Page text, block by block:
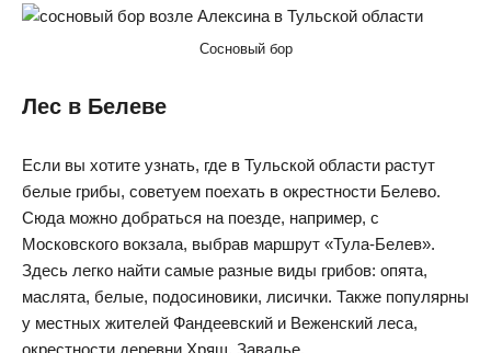
Сосновый бор
Лес в Белеве
Если вы хотите узнать, где в Тульской области растут
белые грибы, советуем поехать в окрестности Белево.
Сюда можно добраться на поезде, например, с
Московского вокзала, выбрав маршрут «Тула-Белев».
Здесь легко найти самые разные виды грибов: опята,
маслята, белые, подосиновики, лисички. Также популярны
у местных жителей Фандеевский и Веженский леса,
окрестности деревни Хрящ, Завалье.